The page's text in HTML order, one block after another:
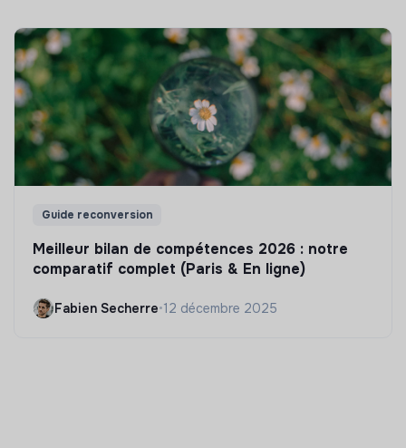
Guide reconversion
Meilleur bilan de compétences 2026 : notre
comparatif complet (Paris & En ligne)
Fabien Secherre•12 décembre 2025